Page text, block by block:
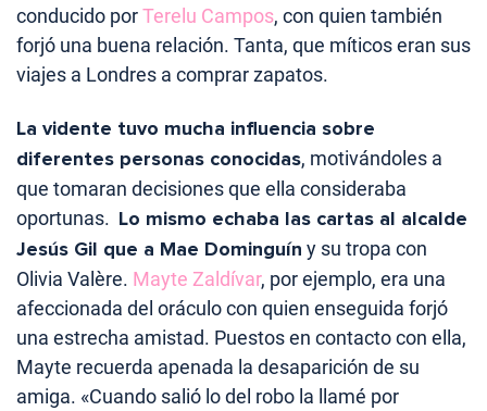
conducido porTerelu Campos, con quien también
forjó una buena relación. Tanta, que míticos eran sus
viajes a Londres a comprar zapatos.
La vidente tuvo mucha influencia sobre
diferentes personas conocidas, motivándoles a
que tomaran decisiones que ella consideraba
oportunas. Lo mismo echaba las cartas al alcalde
Jesús Gil que a Mae Dominguín y su tropa con
Olivia Valère. Mayte Zaldívar, por ejemplo, era una
afeccionada del oráculo con quien enseguida forjó
una estrecha amistad. Puestos en contacto con ella,
Mayte recuerda apenada la desaparición de su
amiga. «Cuando salió lo del robo la llamé por